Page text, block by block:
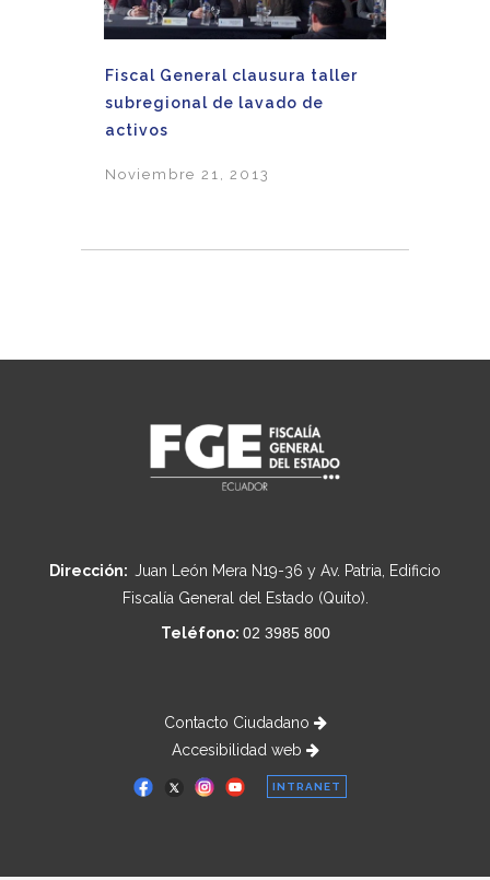
Fiscal General clausura taller
subregional de lavado de
activos
Noviembre 21, 2013
Dirección: Juan León Mera N19-36 y Av. Patria, Edificio
Fiscalía General del Estado (Quito).
Teléfono: 02 3985 800
Contacto Ciudadano
Accesibilidad web
INTRANET